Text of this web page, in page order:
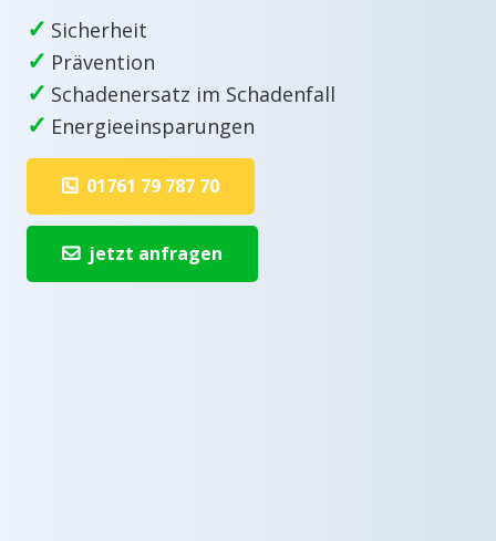
✓ Sicherheit
✓ Prävention
✓ Schadenersatz im Schadenfall
✓ Energieeinsparungen
01761 79 787 70
jetzt anfragen